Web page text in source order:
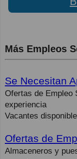
Más Empleos
Se Necesitan
Ofertas de Empleo
experiencia
Vacantes
Ofertas de
Almaceneros y